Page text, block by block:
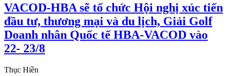
VACOD-HBA sẽ tổ chức Hội nghị xúc tiến
đầu tư, thương mại và du lịch, Giải Golf
Doanh nhân Quốc tế HBA-VACOD vào
22- 23/8
Thục Hiền